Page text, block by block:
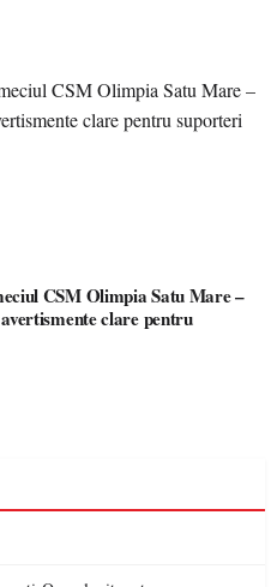
CSM Olimpia Satu Mare –
clare pentru